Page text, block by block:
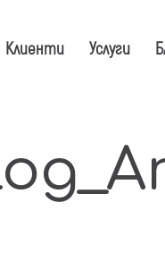
Клиенти Услуги